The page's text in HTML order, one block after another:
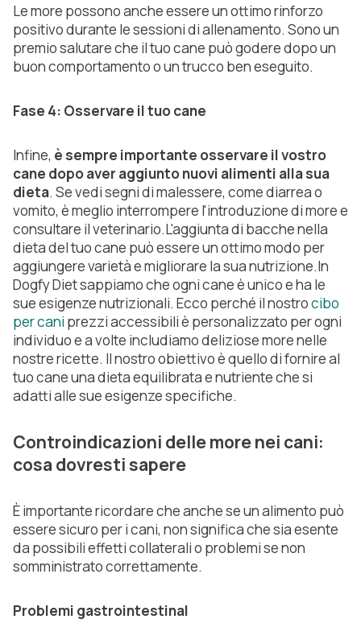
Le more possono anche essere un ottimo rinforzo
positivo durante le sessioni di allenamento. Sono un
premio salutare che il tuo cane può godere dopo un
buon comportamento o un trucco ben eseguito.
Fase 4: Osservare il tuo cane
Infine, è sempre importante osservare il vostro
cane dopo aver aggiunto nuovi alimenti alla sua
dieta. Se vedi segni di malessere, come diarrea o
vomito, è meglio interrompere l'introduzione di more e
consultare il veterinario.L'aggiunta di bacche nella
dieta del tuo cane può essere un ottimo modo per
aggiungere varietà e migliorare la sua nutrizione.In
Dogfy Diet sappiamo che ogni cane è unico e ha le
sue esigenze nutrizionali. Ecco perché il nostrocibo
per cani prezzi accessibili è personalizzato per ogni
individuo e a volte includiamo deliziose more nelle
nostre ricette. Il nostro obiettivo è quello di fornire al
tuo cane una dieta equilibrata e nutriente che si
adatti alle sue esigenze specifiche.
Controindicazioni delle more nei cani:
cosa dovresti sapere
È importante ricordare che anche se un alimento può
essere sicuro per i cani, non significa che sia esente
da possibili effetti collaterali o problemi se non
somministrato correttamente.
Problemi gastrointestinal